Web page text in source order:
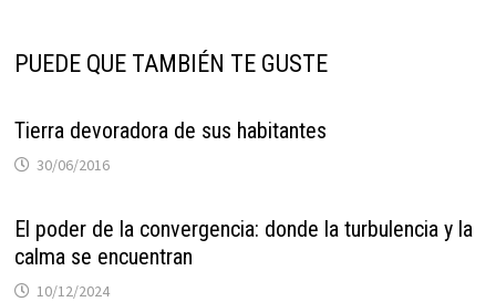
PUEDE QUE TAMBIÉN TE GUSTE
Tierra devoradora de sus habitantes
30/06/2016
El poder de la convergencia: donde la turbulencia y la
calma se encuentran
10/12/2024